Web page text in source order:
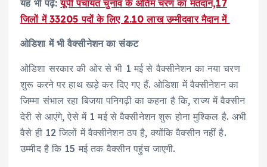
यह भी पढ़े:यूपी पंचायत चुनाव के अंतिम चरण का मतदान,17
जिलों में 33205 पदों के लिए 2.10 लाख उम्मीदवार मैदान में
ओडिशा में भी वैक्सीनेशन का संकट
ओडिशा सरकार की ओर से भी 1 मई से वैक्सीनेशन का नया चरण
शुरू करने पर हाथ खड़े कर दिए गए हैं. ओडिशा में वैक्सीनेशन का
जिम्मा संभाल रहा बिजया पनिगढ़ी का कहना है कि, राज्य में वैक्सीन
देरी से आएंगे, ऐसे में 1 मई से वैक्सीनेशन शुरू होना मुश्किल है. अभी
वैसे ही 12 जिलों में वैक्सीनेशन ठप है, क्योंकि वैक्सीन नहीं है.
उम्मीद है कि 15 मई तक वैक्सीन पहुंच जाएगी.